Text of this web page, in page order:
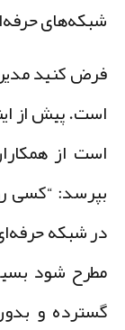
حرفه‌ای
کنید مدیری
پیش از
از
“کسی رو
شبکه حرفه‌ای
شود بسیار
و بدون